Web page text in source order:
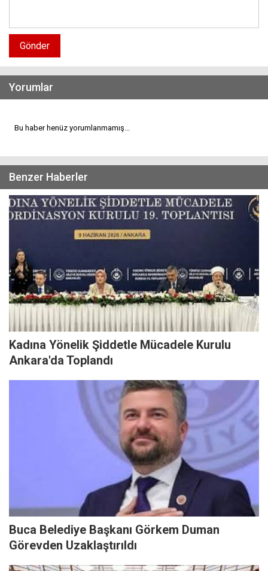
Gönder
Yorumlar
Bu haber henüz yorumlanmamış...
Benzer Haberler
Kadına Yönelik Şiddetle Mücadele Kurulu
Ankara'da Toplandı
Buca Belediye Başkanı Görkem Duman
Görevden Uzaklaştırıldı